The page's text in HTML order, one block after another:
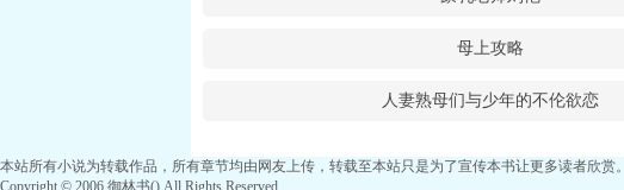
母上攻略
人妻熟母们与少年的不伦欲恋
本站所有小说为转载作品，所有章节均由网友上传，转载至本站只是为了宣传本书让更多读者欣赏。
Copyright © 2006 御林书() All Rights Reserved.